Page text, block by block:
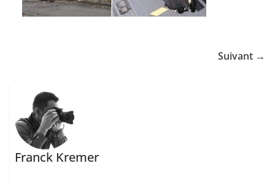
Suivant →
Franck Kremer